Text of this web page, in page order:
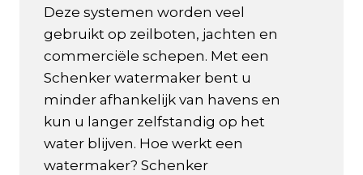
Deze systemen worden veel
gebruikt op zeilboten, jachten en
commerciële schepen. Met een
Schenker watermaker bent u
minder afhankelijk van havens en
kun u langer zelfstandig op het
water blijven. Hoe werkt een
watermaker? Schenker